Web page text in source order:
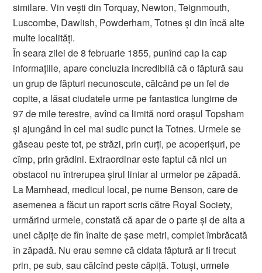
similare. Vin veşti din Torquay, Newton, Teignmouth,
Luscombe, Dawlish, Powderham, Totnes şi din încă alte
multe localităţi.
În seara zilei de 8 februarie 1855, punînd cap la cap
informaţiile, apare concluzia incredibilă că o făptură sau
un grup de făpturi necunoscute, călcând pe un fel de
copite, a lăsat ciudatele urme pe fantastica lungime de
97 de mile terestre, avînd ca limită nord oraşul Topsham
şi ajungând în cel mai sudic punct la Totnes. Urmele se
găseau peste tot, pe străzi, prin curţi, pe acoperişuri, pe
cîmp, prin grădini. Extraordinar este faptul că nici un
obstacol nu întrerupea şirul liniar al urmelor pe zăpadă.
La Mamhead, medicul local, pe nume Benson, care de
asemenea a făcut un raport scris către Royal Society,
urmărind urmele, constată că apar de o parte şi de alta a
unei căpiţe de fîn înalte de şase metri, complet îmbrăcată
în zăpadă. Nu erau semne că cidata făptură ar fi trecut
prin, pe sub, sau călcînd peste căpiţă. Totuşi, urmele